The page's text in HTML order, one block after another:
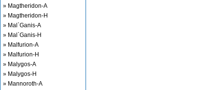
» Magtheridon-A
» Magtheridon-H
» Mal`Ganis-A
» Mal`Ganis-H
» Malfurion-A
» Malfurion-H
» Malygos-A
» Malygos-H
» Mannoroth-A